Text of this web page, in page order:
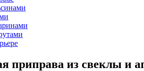
приправа из свеклы и